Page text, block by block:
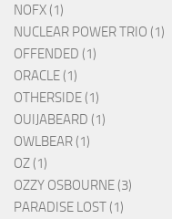
NOFX (1)
NUCLEAR POWER TRIO (1)
OFFENDED (1)
ORACLE (1)
OTHERSIDE (1)
OUIJABEARD (1)
OWLBEAR (1)
OZ (1)
OZZY OSBOURNE (3)
PARADISE LOST (1)